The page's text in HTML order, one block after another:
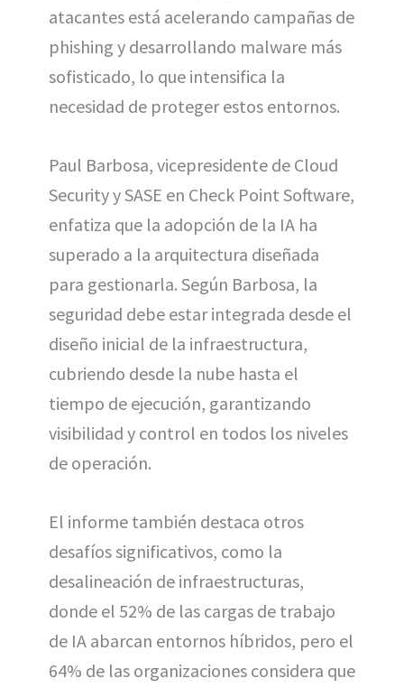
atacantes está acelerando campañas de
phishing y desarrollando malware más
sofisticado, lo que intensifica la
necesidad de proteger estos entornos.
Paul Barbosa, vicepresidente de Cloud
Security y SASE en Check Point Software,
enfatiza que la adopción de la IA ha
superado a la arquitectura diseñada
para gestionarla. Según Barbosa, la
seguridad debe estar integrada desde el
diseño inicial de la infraestructura,
cubriendo desde la nube hasta el
tiempo de ejecución, garantizando
visibilidad y control en todos los niveles
de operación.
El informe también destaca otros
desafíos significativos, como la
desalineación de infraestructuras,
donde el 52% de las cargas de trabajo
de IA abarcan entornos híbridos, pero el
64% de las organizaciones considera que